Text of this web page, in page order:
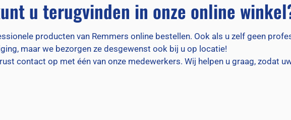
u terugvinden in onze online
producten van Remmers online bestellen. Ook als u zelf geen
maar we bezorgen ze desgewenst ook bij u op locatie!
contact op met één van onze medewerkers. Wij helpen u graag, zodat